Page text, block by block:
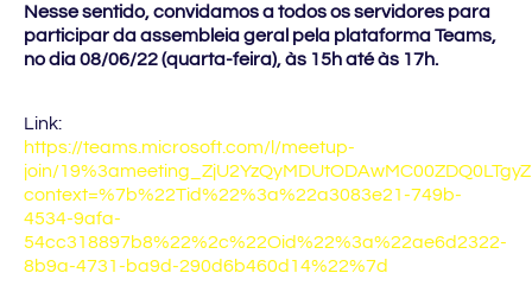
Nesse sentido, convidamos a todos os servidores para
participar da assembleia geral pela plataforma Teams,
no dia 08/06/22 (quarta-feira), às 15h até às 17h.
Link:
https://teams.microsoft.com/l/meetup-
join/
context=%7b%22Tid%22%3a%22a3083e21-749b-
4534-9afa-
54cc318897b8%22%2c%22Oid%22%3a%22ae6d2322-
8b9a-4731-ba9d-290d6b460d14%22%7d